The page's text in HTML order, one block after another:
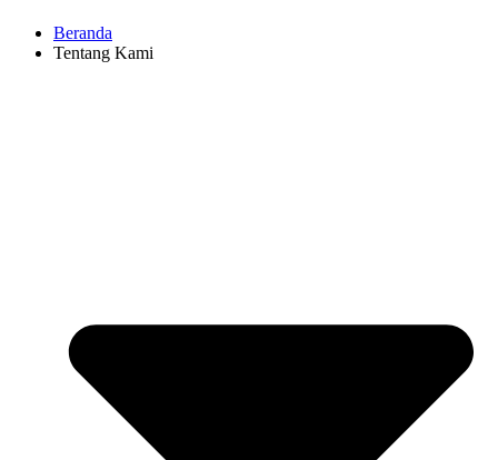
Beranda
Tentang Kami